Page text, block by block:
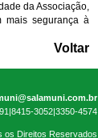
da Associação,
mais segurança à
Voltar
3052|3350-4574
os Direitos Reservados